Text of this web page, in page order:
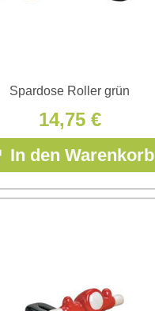
Spardose Roller grün
14,75 €
In den Warenkorb